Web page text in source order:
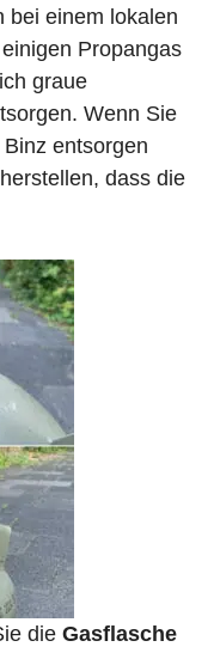
bei einem lokalen
Propangas
graue
Wenn Sie
entsorgen
dass die
die Gasflasche